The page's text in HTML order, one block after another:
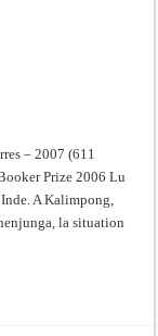
– 2007 (611
Prize 2006 Lu
A Kalimpong,
la situation